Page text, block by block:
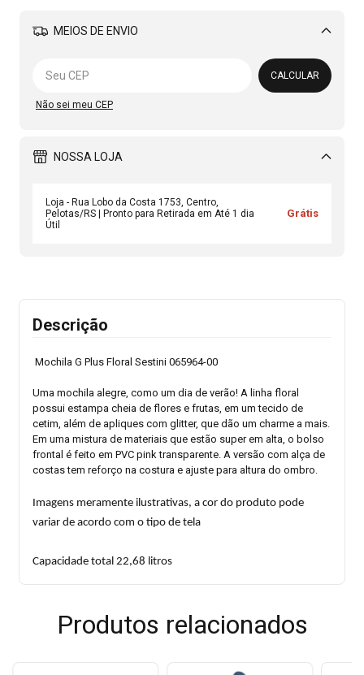
MEIOS DE ENVIO
Alterar CEP
CALCULAR
Não sei meu CEP
NOSSA LOJA
Loja - Rua Lobo da Costa 1753, Centro,
Pelotas/RS | Pronto para Retirada em Até 1 dia
Útil
Grátis
Descrição
Mochila G Plus Floral Sestini 065964-00
Uma mochila alegre, como um dia de verão! A linha floral
possui estampa cheia de flores e frutas, em um tecido de
cetim, além de apliques com glitter, que dão um charme a mais.
Em uma mistura de materiais que estão super em alta, o bolso
frontal é feito em PVC pink transparente. A versão com alça de
costas tem reforço na costura e ajuste para altura do ombro.
Imagens meramente ilustrativas, a cor do produto pode
variar de acordo com o tipo de tela
Capacidade total 22,68 litros
Produtos relacionados